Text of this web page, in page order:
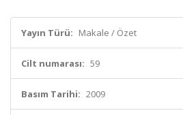
Yayın Türü: Makale / Özet
Cilt numarası: 59
Basım Tarihi: 2009